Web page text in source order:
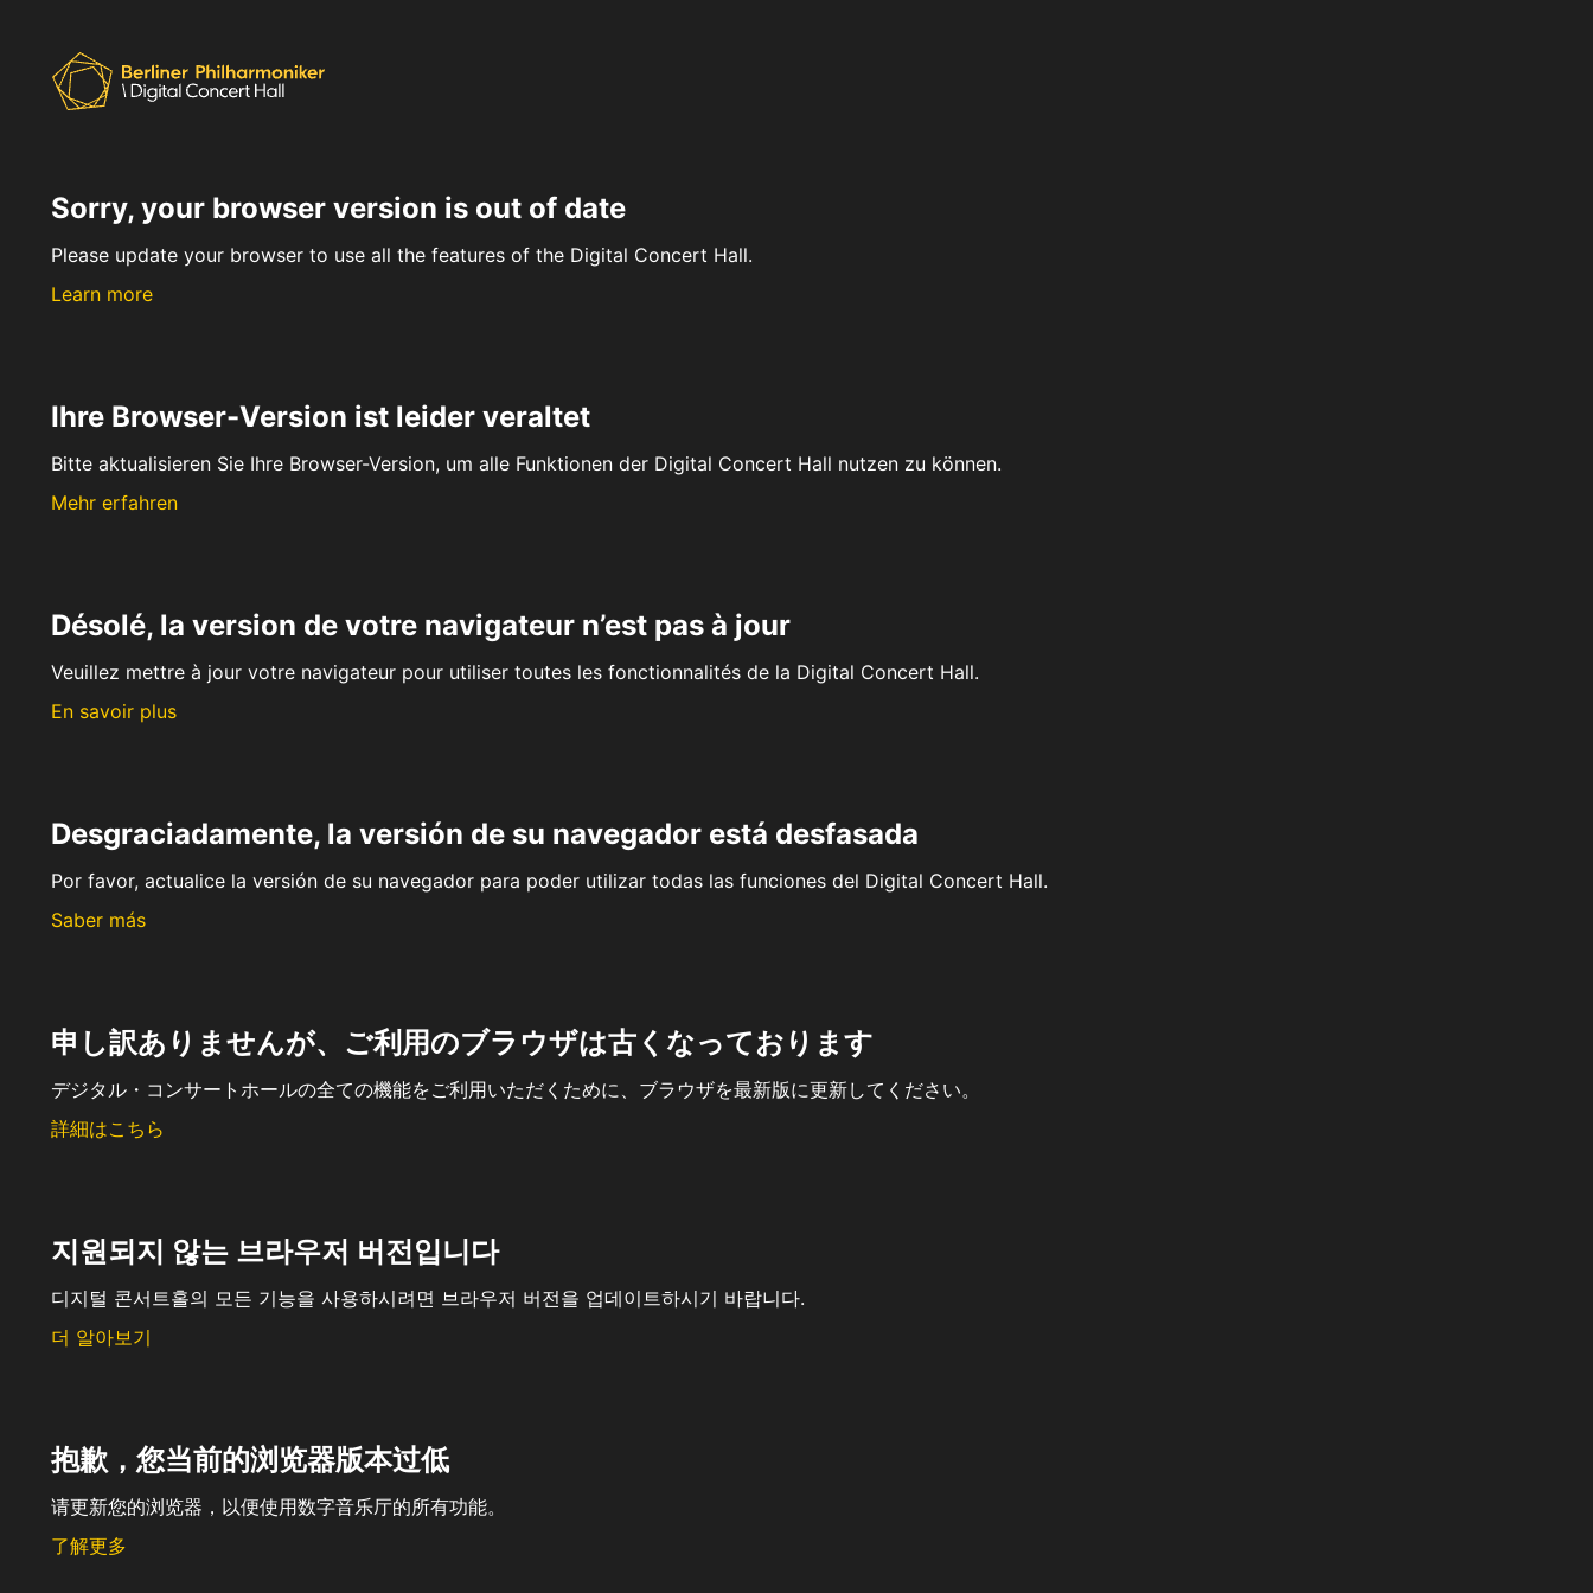
Sorry, your browser version is out of date
Please update your browser to use all the features of the Digital Concert Hall.
Learn more
Ihre Browser-Version ist leider veraltet
Bitte aktualisieren Sie Ihre Browser-Version, um alle Funktionen der Digital Concert Hall nutzen zu können.
Mehr erfahren
Désolé, la version de votre navigateur n’est pas à jour
Veuillez mettre à jour votre navigateur pour utiliser toutes les fonctionnalités de la Digital Concert Hall.
En savoir plus
Desgraciadamente, la versión de su navegador está desfasada
Por favor, actualice la versión de su navegador para poder utilizar todas las funciones del Digital Concert Hall.
Saber más
申し訳ありませんが、ご利用のブラウザは古くなっております
デジタル・コンサートホールの全ての機能をご利用いただくために、ブラウザを最新版に更新してください。
詳細はこちら
지원되지 않는 브라우저 버전입니다
디지털 콘서트홀의 모든 기능을 사용하시려면 브라우저 버전을 업데이트하시기 바랍니다.
더 알아보기
抱歉，您当前的浏览器版本过低
请更新您的浏览器，以便使用数字音乐厅的所有功能。
了解更多